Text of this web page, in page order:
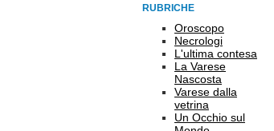
RUBRICHE
Oroscopo
Necrologi
L'ultima contesa
La Varese
Nascosta
Varese dalla
vetrina
Un Occhio sul